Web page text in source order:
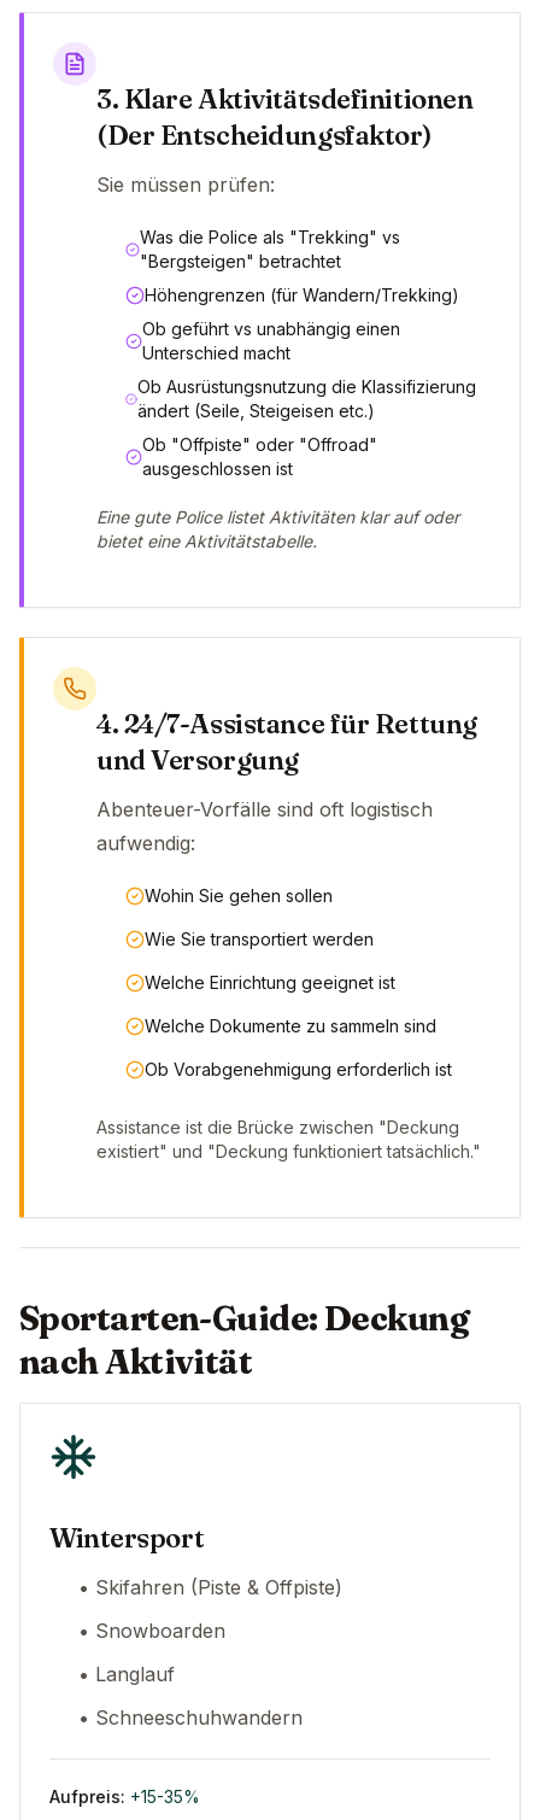
3. Klare Aktivitätsdefinitionen
(Der Entscheidungsfaktor)
Sie müssen prüfen:
Was die Police als "Trekking" vs
"Bergsteigen" betrachtet
Höhengrenzen (für Wandern/Trekking)
Ob geführt vs unabhängig einen
Unterschied macht
Ob Ausrüstungsnutzung die Klassifizierung
ändert (Seile, Steigeisen etc.)
Ob "Offpiste" oder "Offroad"
ausgeschlossen ist
Eine gute Police listet Aktivitäten klar auf oder
bietet eine Aktivitätstabelle.
4. 24/7-Assistance für Rettung
und Versorgung
Abenteuer-Vorfälle sind oft logistisch
aufwendig:
Wohin Sie gehen sollen
Wie Sie transportiert werden
Welche Einrichtung geeignet ist
Welche Dokumente zu sammeln sind
Ob Vorabgenehmigung erforderlich ist
Assistance ist die Brücke zwischen "Deckung
existiert" und "Deckung funktioniert tatsächlich."
Sportarten-Guide: Deckung
nach Aktivität
Wintersport
• Skifahren (Piste & Offpiste)
• Snowboarden
• Langlauf
• Schneeschuhwandern
Aufpreis: +15-35%